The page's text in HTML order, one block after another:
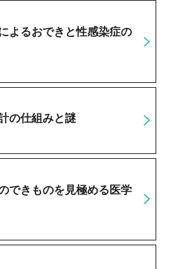
よるおできと性感染症の
の仕組みと謎
できものを見極める医学